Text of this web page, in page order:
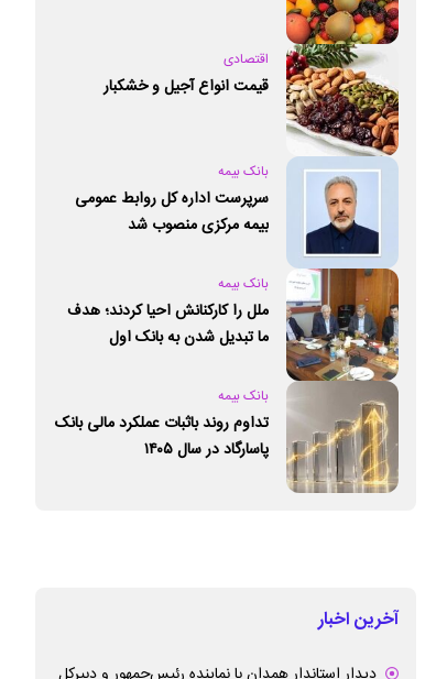
اقتصادی
قیمت انواع آجیل و خشکبار
بانک بیمه
سرپرست اداره کل روابط عمومی
بیمه مرکزی منصوب شد
بانک بیمه
ملل را کارکنانش احیا کردند؛ هدف
ما تبدیل شدن به بانک اول
بانک بیمه
تداوم روند باثبات عملکرد مالی بانک
پاسارگاد در سال ۱۴۰۵
آخرین اخبار